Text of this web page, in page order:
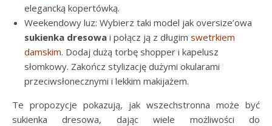
elegancką kopertówką.
Weekendowy luz: Wybierz taki model jak oversize’owa
sukienka dresowa i połącz ją z długim swetrkiem
damskim. Dodaj dużą torbę shopper i kapelusz
słomkowy. Zakończ stylizację dużymi okularami
przeciwsłonecznymi i lekkim makijażem.
Te propozycje pokazują, jak wszechstronna może być
sukienka dresowa, dając wiele możliwości do